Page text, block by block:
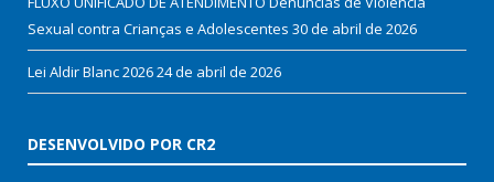
Sexual contra Crianças e Adolescentes 30 de abril de 2026
Lei Aldir Blanc 202624 de abril de 2026
DESENVOLVIDO POR CR2